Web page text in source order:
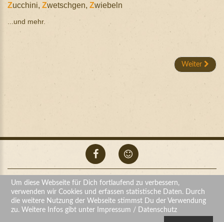
Zucchini, Zwetschgen, Zwiebeln
...und mehr.
Weiter
HOFLADEN WOLF ©2026 Impressum,
Datenschutzerklärung und Haftungsausschluss.
Um diese Webseite für Dich fortlaufend zu verbessern,
verwenden wir Cookies und erfassen statistische Daten. Durch
die weitere Nutzung der Webseite stimmst Du der Verwendung
zu. Weitere Infos gibt unter Impressum / Datenschutz